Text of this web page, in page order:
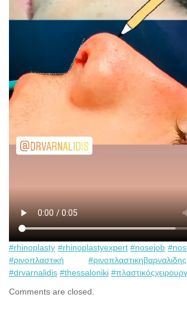
#rhinoplasty #rhinoplastyexpert #nosejob
#ρινοπλαστική
#ρινοπλαστικηβαρναλιδης
#drvarnalidis #thessaloniki
Comments are closed.